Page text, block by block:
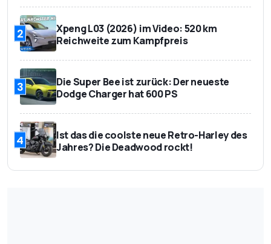
2
Xpeng L03 (2026) im Video: 520 km
Reichweite zum Kampfpreis
3
Die Super Bee ist zurück: Der neueste
Dodge Charger hat 600 PS
4
Ist das die coolste neue Retro-Harley des
Jahres? Die Deadwood rockt!